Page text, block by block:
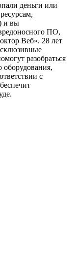
деньги или
и вы
ПО,
Веб». 28 лет
разобраться
с